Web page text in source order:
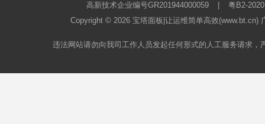
高新技术企业编号GR201944000059
粤B2-
Copyright © 2026 宝塔面板 |让运维简单高效
违法网站请勿向我司工作人员发起任何形式的人工服务请求，